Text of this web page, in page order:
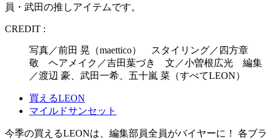
員・武田の推しアイテムです。
CREDIT :
写真／前田 晃（maettico） スタイリング／四方章
敬 ヘアメイク／吉田葉づき 文／小曽根広光 編集
／渡辺 豪、武田一希、五十嵐 菜（すべてLEON）
買えるLEON
マイルドサンセット
今季の買えるLEONは、編集部員全員がバイヤーに！ 各ブラ